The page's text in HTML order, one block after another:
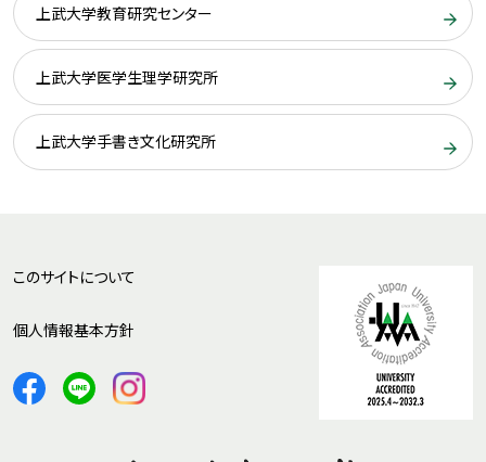
上武大学教育研究センター
上武大学医学生理学研究所
上武大学手書き文化研究所
このサイトについて
個人情報基本方針